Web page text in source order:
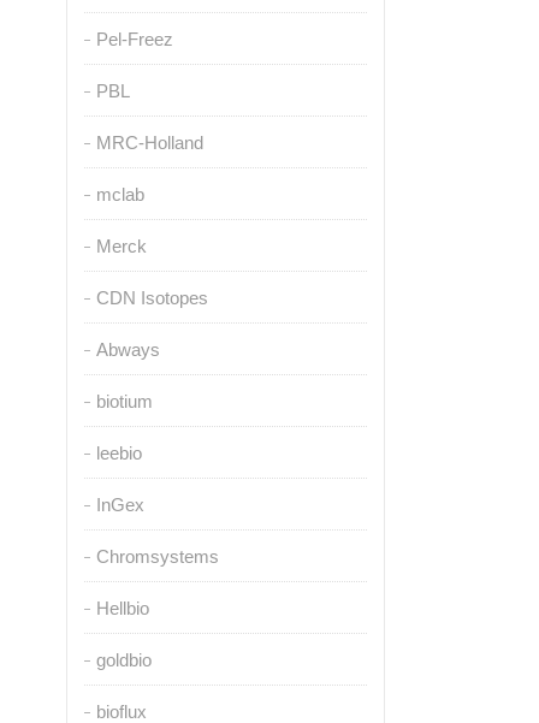
Pel-Freez
PBL
MRC-Holland
mclab
Merck
CDN Isotopes
Abways
biotium
leebio
InGex
Chromsystems
Hellbio
goldbio
bioflux